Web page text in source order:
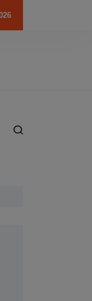
團提升專業能力 導入